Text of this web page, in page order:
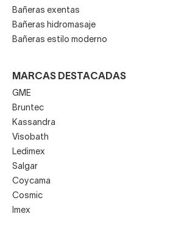
Bañeras exentas
Bañeras hidromasaje
Bañeras estilo moderno
MARCAS DESTACADAS
GME
Bruntec
Kassandra
Visobath
Ledimex
Salgar
Coycama
Cosmic
Imex